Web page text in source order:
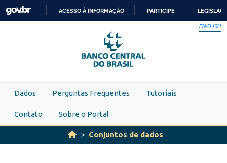
Skip to main content
PARA
O
CONTEÚDO
ACESSO À INFORMAÇÃO PARTICIPE
ENGLISH
Dados Perguntas Frequentes Tutoriais
Contato Sobre o Portal
Conjuntos de dados